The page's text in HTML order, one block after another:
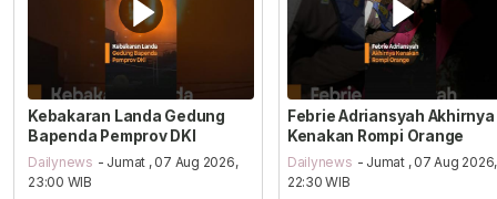
Kebakaran Landa Gedung
Bapenda Pemprov DKI
Dailynews - Jumat , 07 Aug 2026,
23:00 WIB
Febrie Adriansyah Akhirnya
Kenakan Rompi Orange
Dailynews - Jumat , 07 Aug 2026,
22:30 WIB